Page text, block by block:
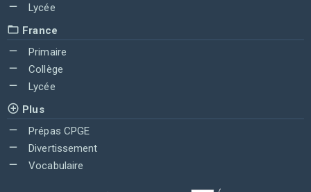
Lycée
France
Primaire
Collège
Lycée
Plus
Prépas CPGE
Divertissement
Vocabulaire